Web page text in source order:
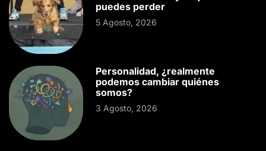
puedes perder
5 Agosto, 2026
Personalidad, ¿realmente
podemos cambiar quiénes
somos?
3 Agosto, 2026